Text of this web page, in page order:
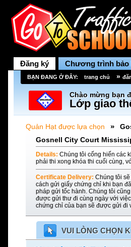
Đăng ký Chương trình bảo
BẠN ĐANG Ở ĐÂY: trang chủ »
Chào mừng bạn
Lớp giao
Quản Hạt được lựa chọn »
Gosnell City Court
Details: Chúng tôi cống hiến các
phải thi xong khóa thi cuối cùng,
Certificate Delivery: Chúng tôi
cách gửi giấy chứng chỉ khi bạn
pháp gửi tốc hành. Chúng tôi
được gửi thư đi cùng ngày với
chứng chỉ của bạn sẽ được gửi đi
VUI LÒNG CHỌN